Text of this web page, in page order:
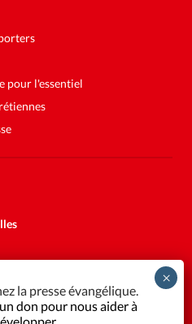
pour l'essentiel
la presse évangélique.
don pour nous aider à